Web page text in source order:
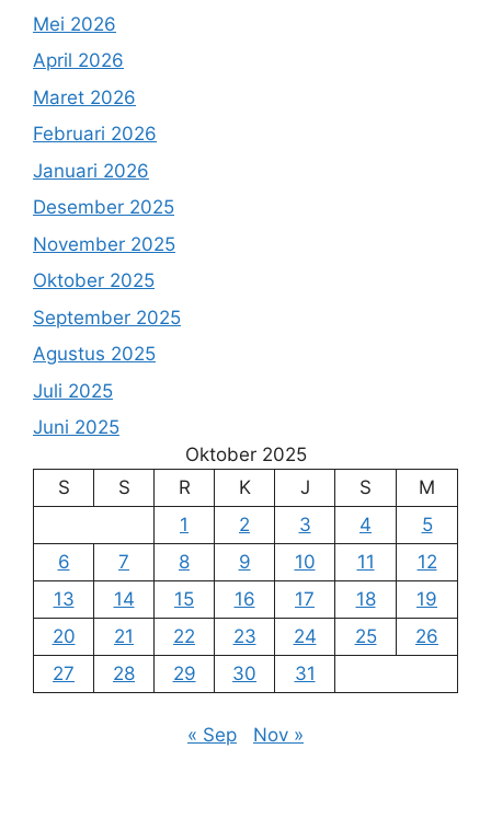
Mei 2026
April 2026
Maret 2026
Februari 2026
Januari 2026
Desember 2025
November 2025
Oktober 2025
September 2025
Agustus 2025
Juli 2025
Juni 2025
Oktober 2025
S
S R K J S
M
1
2 3 4
5
6
7 8 9 10 11
12
13
14 15 16 17 18
19
20
21 22 23 24 25
26
27
28 29 30 31
« Sep Nov »